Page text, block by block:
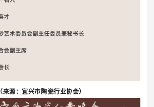
（来源：宜兴市陶瓷行业协会）